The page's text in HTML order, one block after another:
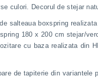
culori. Decorul de stejar
salteaua boxspring
180 x 200 cm stejar/
cu baza realizata
de tapiterie din